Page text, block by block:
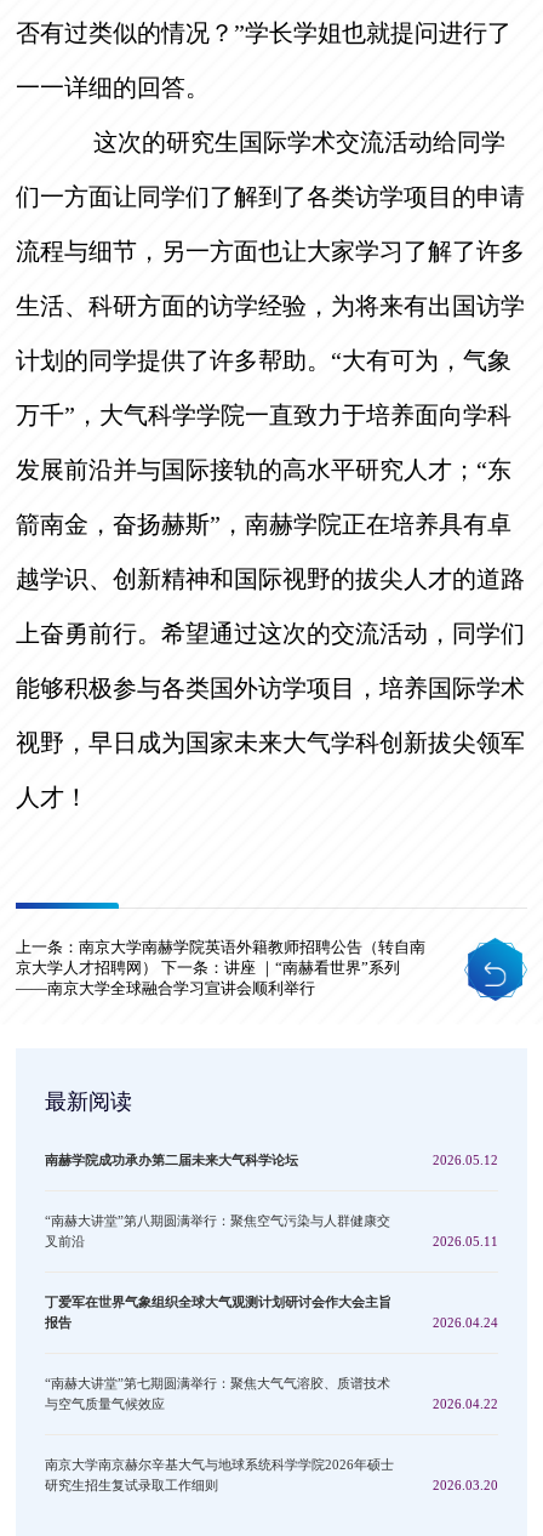
否有过类似的情况？”学长学姐也就提问进行了
一一详细的回答。
这次的研究生国际学术交流活动给同学
们一方面让同学们了解到了各类访学项目的申请
流程与细节，另一方面也让大家学习了解了许多
生活、科研方面的访学经验，为将来有出国访学
计划的同学提供了许多帮助。“大有可为，气象
万千”，大气科学学院一直致力于培养面向学科
发展前沿并与国际接轨的高水平研究人才；“东
箭南金，奋扬赫斯”，南赫学院正在培养具有卓
越学识、创新精神和国际视野的拔尖人才的道路
上奋勇前行。希望通过这次的交流活动，同学们
能够积极参与各类国外访学项目，培养国际学术
视野，早日成为国家未来大气学科创新拔尖领军
人才！
上一条：南京大学南赫学院英语外籍教师招聘公告（转自南
京大学人才招聘网）
下一条：讲座 ｜“南赫看世界”系列
——南京大学全球融合学习宣讲会顺利举行
最新阅读
南赫学院成功承办第二届未来大气科学论坛 2026.05.12
“南赫大讲堂”第八期圆满举行：聚焦空气污染与人群健康交
叉前沿
2026.05.11
丁爱军在世界气象组织全球大气观测计划研讨会作大会主旨
报告
2026.04.24
“南赫大讲堂”第七期圆满举行：聚焦大气气溶胶、质谱技术
与空气质量气候效应
2026.04.22
南京大学南京赫尔辛基大气与地球系统科学学院2026年硕士
研究生招生复试录取工作细则
2026.03.20